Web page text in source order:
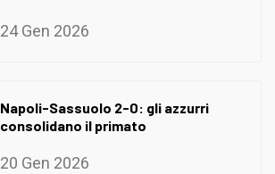
24 Gen 2026
Napoli-Sassuolo 2-0: gli azzurri
consolidano il primato
20 Gen 2026